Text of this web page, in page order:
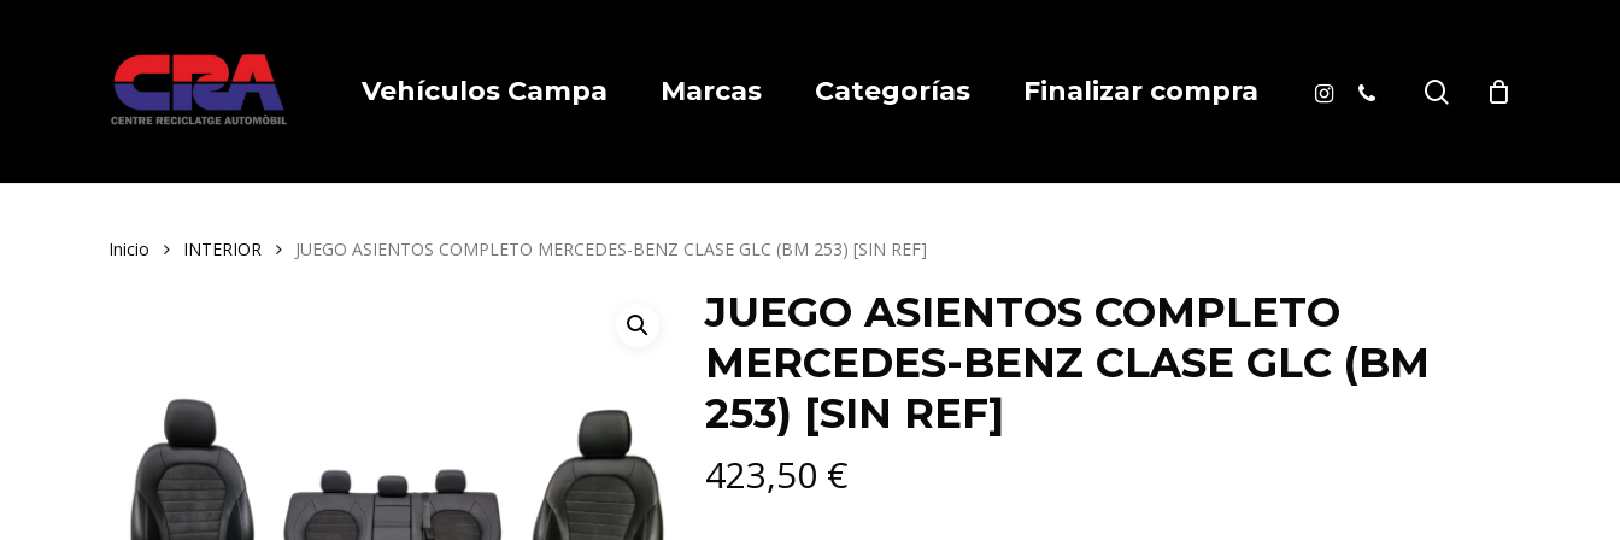
Vehículos Campa Marcas Categorías Finalizar compra instagram
phone search
Inicio INTERIOR JUEGO ASIENTOS COMPLETO MERCEDES-BENZ CLASE GLC (BM 253) [SIN REF]
JUEGO ASIENTOS COMPLETO
MERCEDES-BENZ CLASE GLC (BM
253) [SIN REF]
423,50 €